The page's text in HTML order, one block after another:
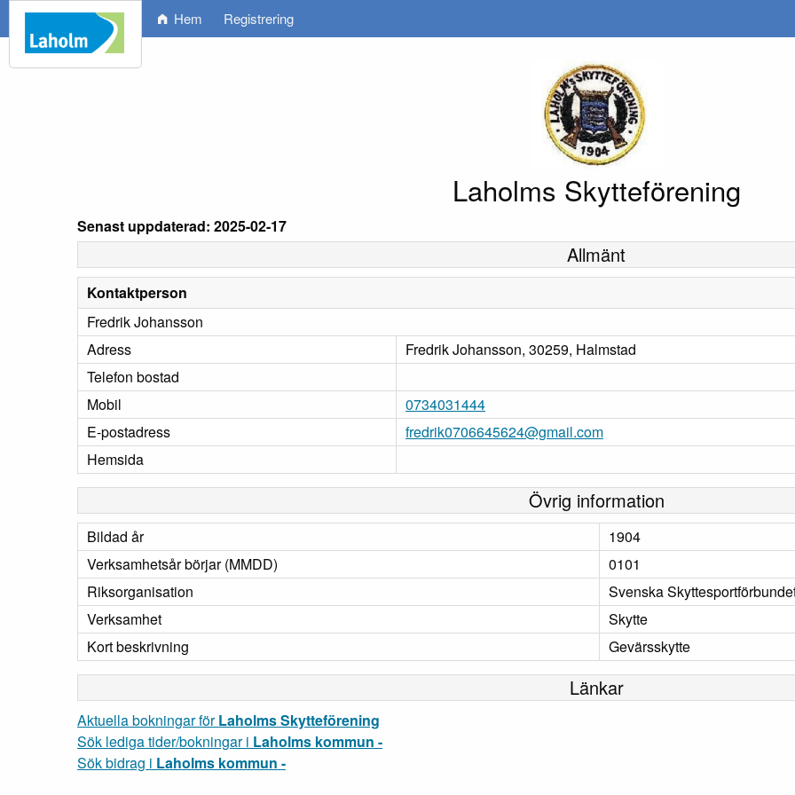
Hem Registrering
Laholms Skytteförening
Senast uppdaterad: 2025-02-17
Allmänt
Kontaktperson
Fredrik Johansson
Adress
Fredrik Johansson, 30259, Halmstad
Telefon bostad
Mobil
0734031444
E-postadress
fredrik0706645624@gmail.com
Hemsida
Övrig information
Bildad år
1904
Verksamhetsår börjar (MMDD)
0101
Riksorganisation
Svenska
Verksamhet
Skytte
Kort beskrivning
Gevärsskytte
Länkar
Aktuella bokningar förLaholms Skytteförening
Sök lediga tider/bokningar i Laholms kommun -
Sök bidrag i Laholms kommun -